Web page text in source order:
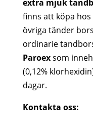
extra mjuk
finns att köpa
övriga tänder
ordinarie
Paroexsom
(0,12%
dagar.
Kontakta oss: